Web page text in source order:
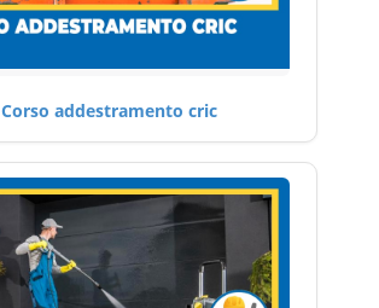
Corso addestramento cric